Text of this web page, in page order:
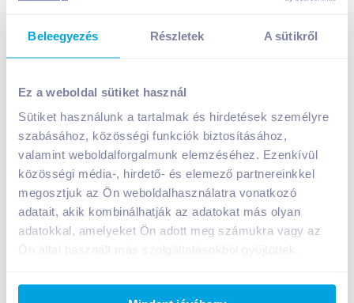
Beleegyezés Részletek A sütikről
Ez a weboldal sütiket használ
Sütiket használunk a tartalmak és hirdetések személyre
szabásához, közösségi funkciók biztosításához,
valamint weboldalforgalmunk elemzéséhez. Ezenkívül
közösségi média-, hirdető- és elemező partnereinkkel
megosztjuk az Ön weboldalhasználatra vonatkozó
adatait, akik kombinálhatják az adatokat más olyan
adatokkal, amelyeket Ön adott meg számukra vagy az
Poco Loco lágy tortilla tészta 320 g 8 db (Szav.idő:
999Ft /
Kizárólag a webshopban érvényes ár!
Egységár: 3 122 Ft /kg
Nettó eladási ár: 847Ft /db(18% áfa)
Kosárba